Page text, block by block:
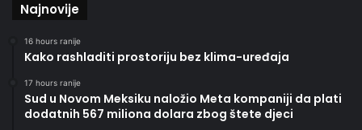
Najnovije
16 hours ranije
Kako rashladiti prostoriju bez klima-uređaja
17 hours ranije
Sud u Novom Meksiku naložio Meta kompaniji da plati
dodatnih 567 miliona dolara zbog štete djeci